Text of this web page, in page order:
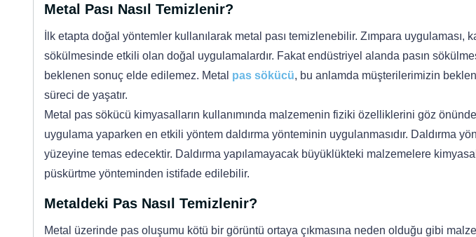
Metal Pası Nasıl Temizlenir?
İlk etapta doğal yöntemler kullanılarak metal pası temizlenebilir. Zımpara uygulaması,
sökülmesinde etkili olan doğal uygulamalardır. Fakat endüstriyel alanda pasın
beklenen sonuç elde edilemez. Metal pas sökücü, bu anlamda müşterilerimizin
süreci de yaşatır.
Metal pas sökücü kimyasalların kullanımında malzemenin fiziki özelliklerini göz
uygulama yaparken en etkili yöntem daldırma yönteminin uygulanmasıdır. Daldırma
yüzeyine temas edecektir. Daldırma yapılamayacak büyüklükteki malzemelere
püskürtme yönteminden istifade edilebilir.
Metaldeki Pas Nasıl Temizlenir?
Metal üzerinde pas oluşumu kötü bir görüntü ortaya çıkmasına neden olduğu gibi